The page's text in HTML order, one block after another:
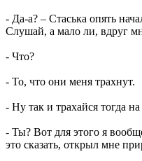
- Да-а? – Стаська опять
Слушай, а мало ли, вдруг
- Что?
- То, что они меня трахнут.
- Ну так и трахайся тогда
- Ты? Вот для этого я
это сказать, открыл мне